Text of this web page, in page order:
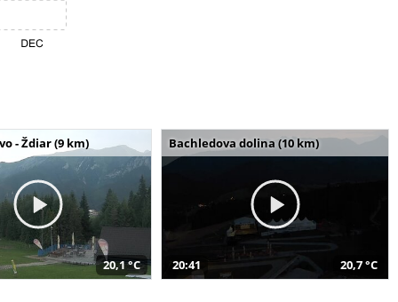
- Ždiar (9 km)
20,1 °C
Bachledova dolina (10 km)
20:41 20,7 °C